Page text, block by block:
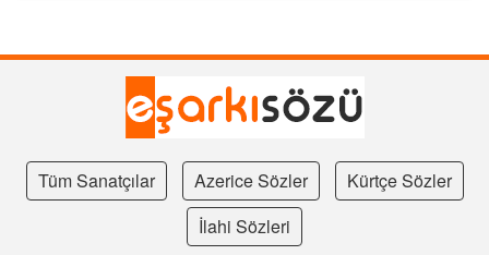
Tüm Sanatçılar Azerice Sözler
Kürtçe Sözler
İlahi Sözleri